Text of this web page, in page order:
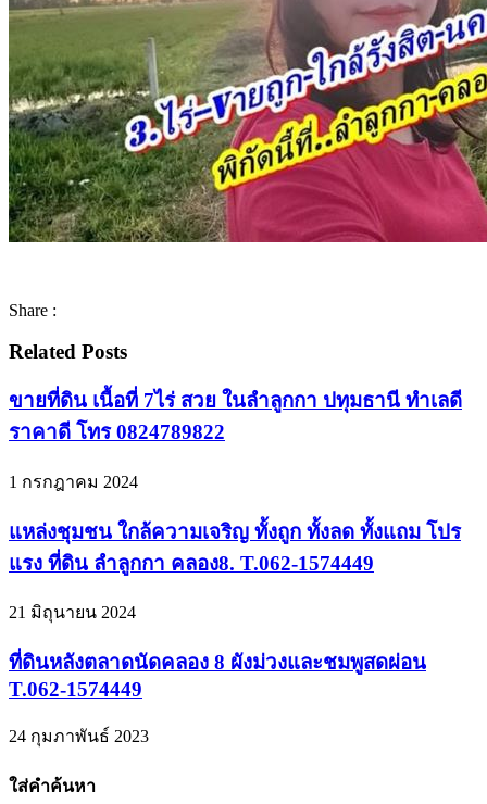
Share :
Related Posts
ขายที่ดิน เนื้อที่ 7ไร่ สวย ในลำลูกกา ปทุมธานี ทำเลดี
ราคาดี โทร 0824789822
1 กรกฎาคม 2024
แหล่งชุมชน ใกล้ความเจริญ ทั้งถูก ทั้งลด ทั้งแถม โปร
แรง ที่ดิน ลำลูกกา คลอง8. T.062-1574449
21 มิถุนายน 2024
ที่ดินหลังตลาดนัดคลอง 8 ผังม่วงและชมพูสดผ่อน
T.062-1574449
24 กุมภาพันธ์ 2023
ใส่คำค้นหา